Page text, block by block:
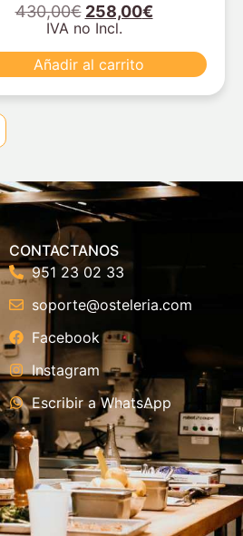
430,00€ 258,00€
IVA no Incl.
Añadir al carrito
CONTACTANOS
951 23 02 33
soporte@osteleria.com
Facebook
Instagram
Escribir a WhatsApp